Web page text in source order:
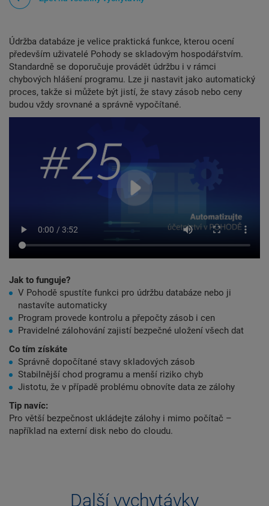
Údržba databáze je velice praktická funkce, kterou ocení
především uživatelé Pohody se skladovým hospodářstvím.
Standardně se doporučuje provádět údržbu i v rámci
chybových hlášení programu. Lze ji nastavit jako automatický
proces, takže si můžete být jistí, že stavy zásob nebo ceny
budou vždy srovnané a správně vypočítané.
Jak to funguje?
V Pohodě spustíte funkci pro údržbu databáze nebo ji
nastavíte automaticky
Program provede kontrolu a přepočty zásob i cen
Pravidelné zálohování zajistí bezpečné uložení všech dat
Co tím získáte
Správně dopočítané stavy skladových zásob
Stabilnější chod programu a menší riziko chyb
Jistotu, že v případě problému obnovíte data ze zálohy
Tip navíc:
Pro větší bezpečnost ukládejte zálohy i mimo počítač –
například na externí disk nebo do cloudu.
Další vychytávky